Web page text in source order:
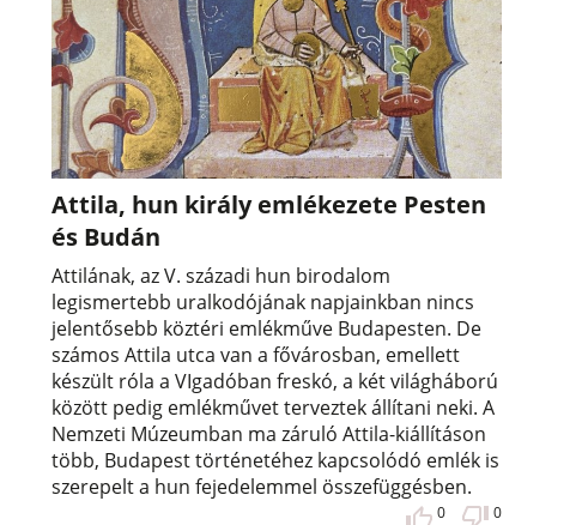
Attila, hun király emlékezete Pesten
és Budán
Attilának, az V. századi hun birodalom
legismertebb uralkodójának napjainkban nincs
jelentősebb köztéri emlékműve Budapesten. De
számos Attila utca van a fővárosban, emellett
készült róla a VIgadóban freskó, a két világháború
között pedig emlékművet terveztek állítani neki. A
Nemzeti Múzeumban ma záruló Attila-kiállításon
több, Budapest történetéhez kapcsolódó emlék is
szerepelt a hun fejedelemmel összefüggésben.
0 0